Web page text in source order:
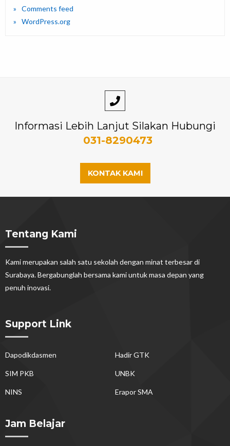
Comments feed
WordPress.org
Informasi Lebih Lanjut Silakan Hubungi
031-8290473
KONTAK KAMI
Tentang Kami
Kami merupakan salah satu sekolah dengan minat terbesar di
Surabaya. Bergabunglah bersama kami untuk masa depan yang
penuh inovasi.
Support Link
Dapodikdasmen Hadir GTK
SIM PKB UNBK
NINS Erapor SMA
Jam Belajar